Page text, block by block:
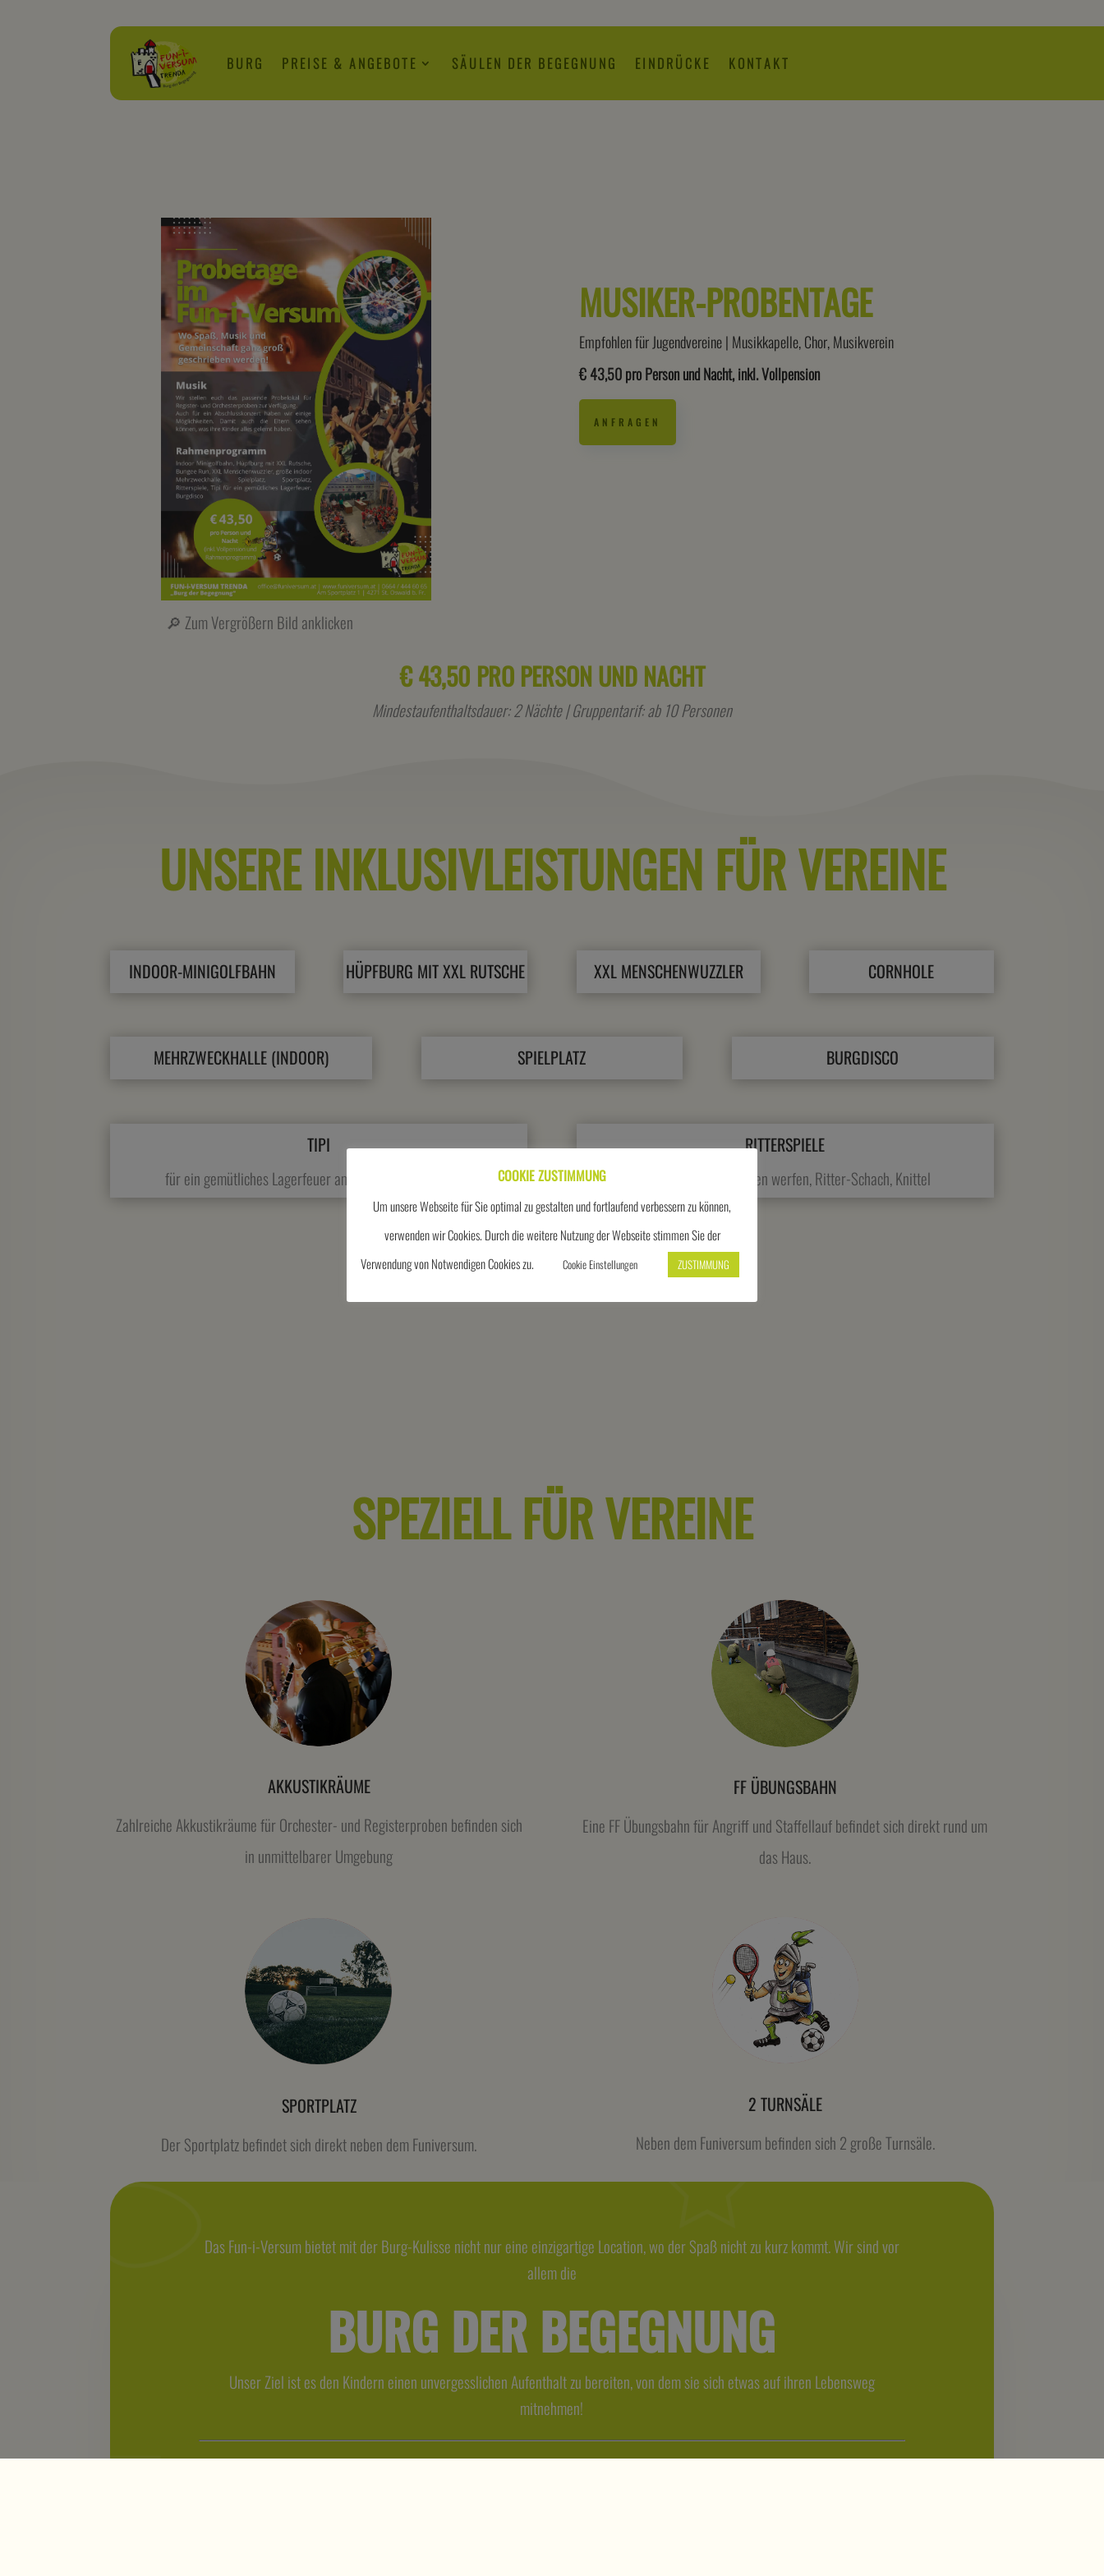
BURG PREISE & ANGEBOTE SÄULEN DER BEGEGNUNG EINDRÜCKE KONTAKT
MUSIKER-PROBENTAGE
Empfohlen für Jugendvereine | Musikkapelle, Chor, Musikverein
€ 43,50 pro Person und Nacht, inkl. Vollpension
ANFRAGEN
€ 43,50 pro Person und Nacht, inkl. Vollpension
🔎 Zum Vergrößern Bild anklicken
€ 43,50 PRO PERSON UND NACHT
Mindestaufenthaltsdauer: 2 Nächte | Gruppentarif: ab 10 Personen
UNSERE INKLUSIVLEISTUNGEN FÜR VEREINE
INDOOR-MINIGOLFBAHN HÜPFBURG MIT XXL RUTSCHE XXL MENSCHENWUZZLER CORNHOLE
MEHRZWECKHALLE (INDOOR) SPIELPLATZ BURGDISCO
TIPI
für ein gemütliches Lagerfeuer am Abend + Stockbrotteig
RITTERSPIELE
Dosen werfen, Hufeisen werfen, Ritter-Schach, Knittel
SPEZIELL FÜR VEREINE
AKKUSTIKRÄUME
Zahlreiche Akkustikräume für Orchester- und Registerproben befinden sich
in unmittelbarer Umgebung
FF ÜBUNGSBAHN
Eine FF Übungsbahn für Angriff und Staffellauf befindet sich direkt rund um
das Haus.
SPORTPLATZ
Der Sportplatz befindet sich direkt neben dem Funiversum.
2 TURNSÄLE
Neben dem Funiversum befinden sich 2 große Turnsäle.
Das Fun-i-Versum bietet mit der Burg-Kulisse nicht nur eine einzigartige Location, wo der Spaß nicht zu kurz kommt. Wir sind vor
allem die
BURG DER BEGEGNUNG
Unser Ziel ist es den Kindern einen unvergesslichen Aufenthalt zu bereiten, von dem sie sich etwas auf ihren Lebensweg
mitnehmen!
COOKIE ZUSTIMMUNG
Um unsere Webseite für Sie optimal zu gestalten und fortlaufend verbessern zu können,
verwenden wir Cookies. Durch die weitere Nutzung der Webseite stimmen Sie der
Verwendung von Notwendigen Cookies zu.
Cookie Einstellungen ZUSTIMMUNG